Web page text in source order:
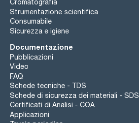
Cromatografia
Strumentazione scientifica
Consumabile
Sicurezza e igiene
Documentazione
Pubblicazioni
Video
FAQ
Schede tecniche - TDS
Schede di sicurezza dei materiali - SDS
Certificati di Analisi - COA
Applicazioni